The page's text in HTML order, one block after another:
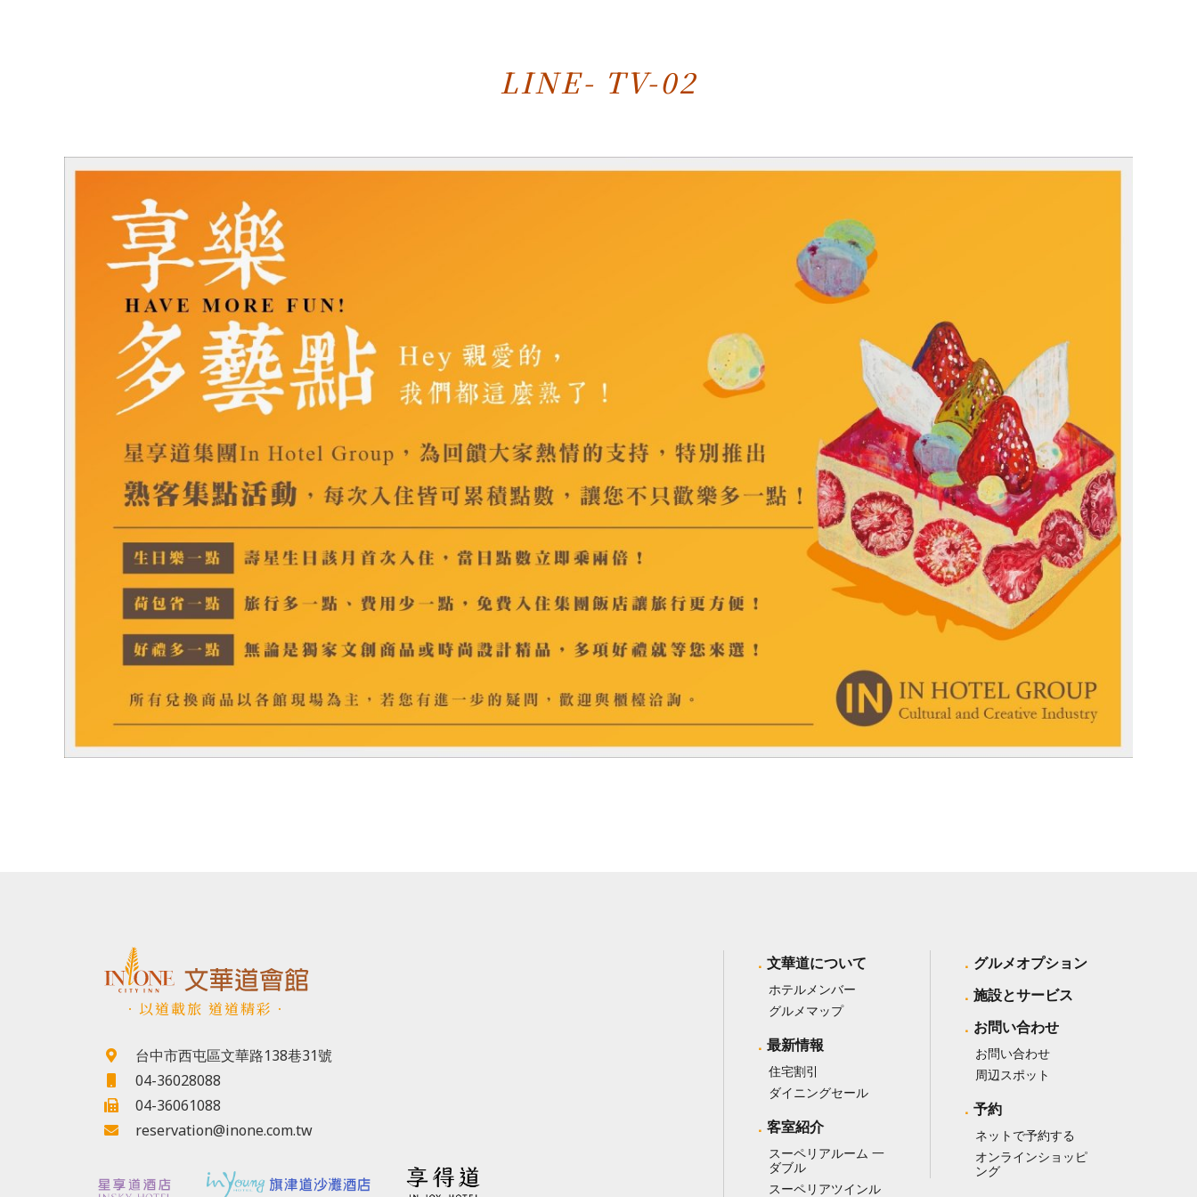
LINE- TV-02
．以道載旅 道道精彩．
台中市西屯區文華路138巷31號
04-36028088
04-36061088
reservation@inone.com.tw
文華道について
ホテルメンバー
グルメマップ
最新情報
住宅割引
ダイニングセール
客室紹介
スーペリアルーム 一
ダブル
スーペリアツインル
グルメオプション
施設とサービス
お問い合わせ
お問い合わせ
周辺スポット
予約
ネットで予約する
オンラインショッピ
ング